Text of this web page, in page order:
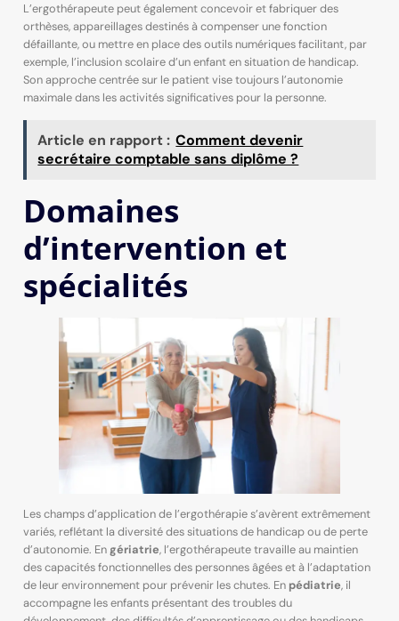
L’ergothérapeute peut également concevoir et fabriquer des
orthèses, appareillages destinés à compenser une fonction
défaillante, ou mettre en place des outils numériques facilitant, par
exemple, l’inclusion scolaire d’un enfant en situation de handicap.
Son approche centrée sur le patient vise toujours l’autonomie
maximale dans les activités significatives pour la personne.
Article en rapport : Comment devenir
secrétaire comptable sans diplôme ?
Domaines
d’intervention et
spécialités
Les champs d’application de l’ergothérapie s’avèrent extrêmement
variés, reflétant la diversité des situations de handicap ou de perte
d’autonomie. Engériatrie, l’ergothérapeute travaille au maintien
des capacités fonctionnelles des personnes âgées et à l’adaptation
de leur environnement pour prévenir les chutes. En pédiatrie, il
accompagne les enfants présentant des troubles du